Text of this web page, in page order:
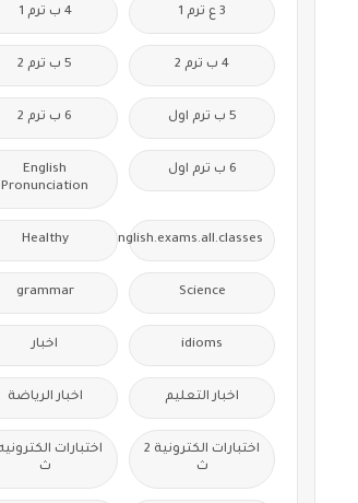
3 ع ترم 1 4 ب ترم 1
4 ب ترم 2 5 ب ترم 2
5 ب ترم اول 6 ب ترم 2
6 ب ترم اول
English
Pronunciation
Free.English.exams.all.classes
Healthy
Science
grammar
idioms اخبار
اخبار التعليم اخبار الرياضة
اختبارات الكترونية 2
ث
ث